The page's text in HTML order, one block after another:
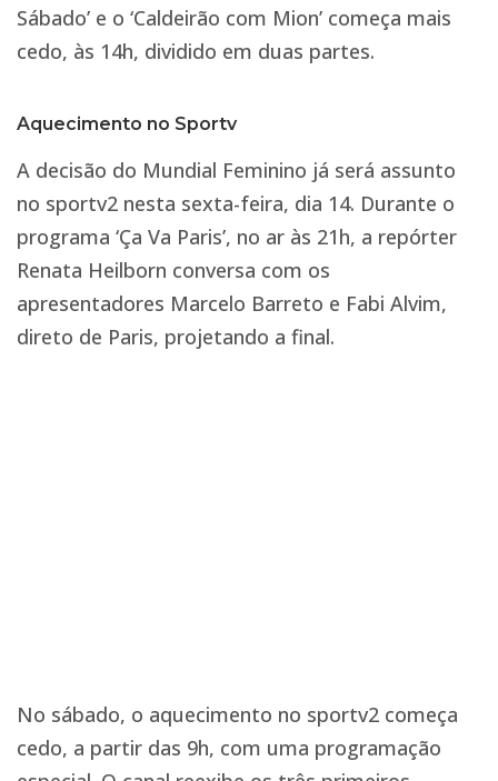
Sábado’ e o ‘Caldeirão com Mion’ começa mais
cedo, às 14h, dividido em duas partes.
Aquecimento no Sportv
A decisão do Mundial Feminino já será assunto
no sportv2 nesta sexta-feira, dia 14. Durante o
programa ‘Ça Va Paris’, no ar às 21h, a repórter
Renata Heilborn conversa com os
apresentadores Marcelo Barreto e Fabi Alvim,
direto de Paris, projetando a final.
No sábado, o aquecimento no sportv2 começa
cedo, a partir das 9h, com uma programação